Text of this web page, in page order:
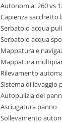
Autonomia: 260 vs
Capienza sacchetto
Serbatoio acqua
Serbatoio acqua
Mappatura e
Mappatura
Rilevamento
Sistema di lavaggio
Autopulizia del
Asciugatura panno
Sollevamento